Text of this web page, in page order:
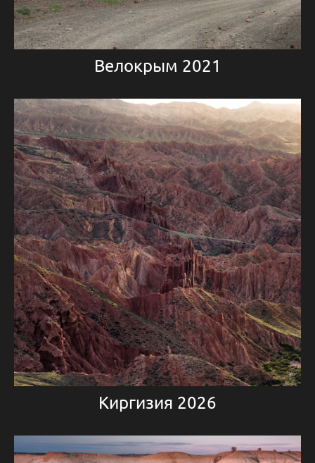
Велокрым 2021
Киргизия 2026